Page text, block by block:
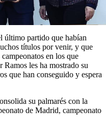
último partido que habían
títulos por venir, y que
en los que
Ramos les ha mostrado su
que han conseguido y espera
su palmarés con la
de Madrid, campeonato